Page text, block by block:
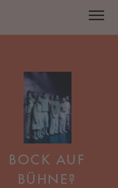
BOCK AUF
BÜHNE?